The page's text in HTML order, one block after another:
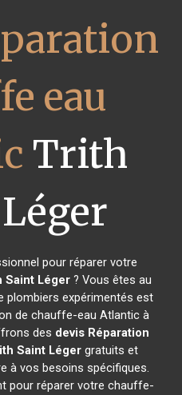
eau
Trith
pour réparer votre
Saint Léger ? Vous êtes au
plombiers expérimentés est
de chauffe-eau Atlantic à
des devis Réparation
Saint Légergratuits et
à vos besoins spécifiques.
pour réparer votre chauffe-